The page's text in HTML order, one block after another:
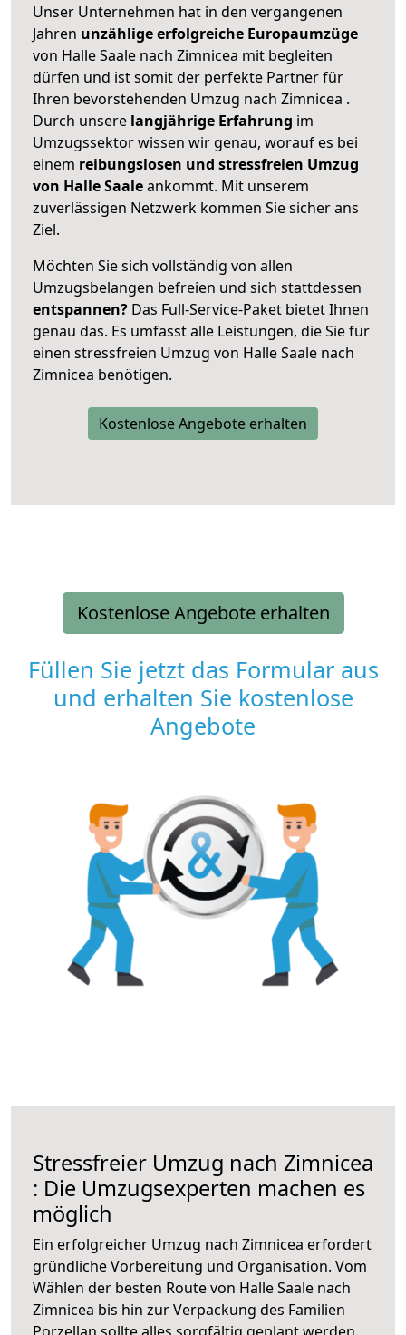
Unser Unternehmen hat in den vergangenen
Jahren unzählige erfolgreiche Europaumzüge
von Halle Saale nach Zimnicea mit begleiten
dürfen und ist somit der perfekte Partner für
Ihren bevorstehenden Umzug nach Zimnicea .
Durch unsere langjährige Erfahrung im
Umzugssektor wissen wir genau, worauf es bei
einem reibungslosen und stressfreien Umzug
von Halle Saaleankommt. Mit unserem
zuverlässigen Netzwerk kommen Sie sicher ans
Ziel.
Möchten Sie sich vollständig von allen
Umzugsbelangen befreien und sich stattdessen
entspannen? Das Full-Service-Paket bietet Ihnen
genau das. Es umfasst alle Leistungen, die Sie für
einen stressfreien Umzug von Halle Saale nach
Zimnicea benötigen.
Kostenlose Angebote erhalten
Kostenlose Angebote erhalten
Füllen Sie jetzt das Formular aus
und erhalten Sie kostenlose
Angebote
Stressfreier Umzug nach Zimnicea
: Die Umzugsexperten machen es
möglich
Ein erfolgreicher Umzug nach Zimnicea erfordert
gründliche Vorbereitung und Organisation. Vom
Wählen der besten Route von Halle Saale nach
Zimnicea bis hin zur Verpackung des Familien